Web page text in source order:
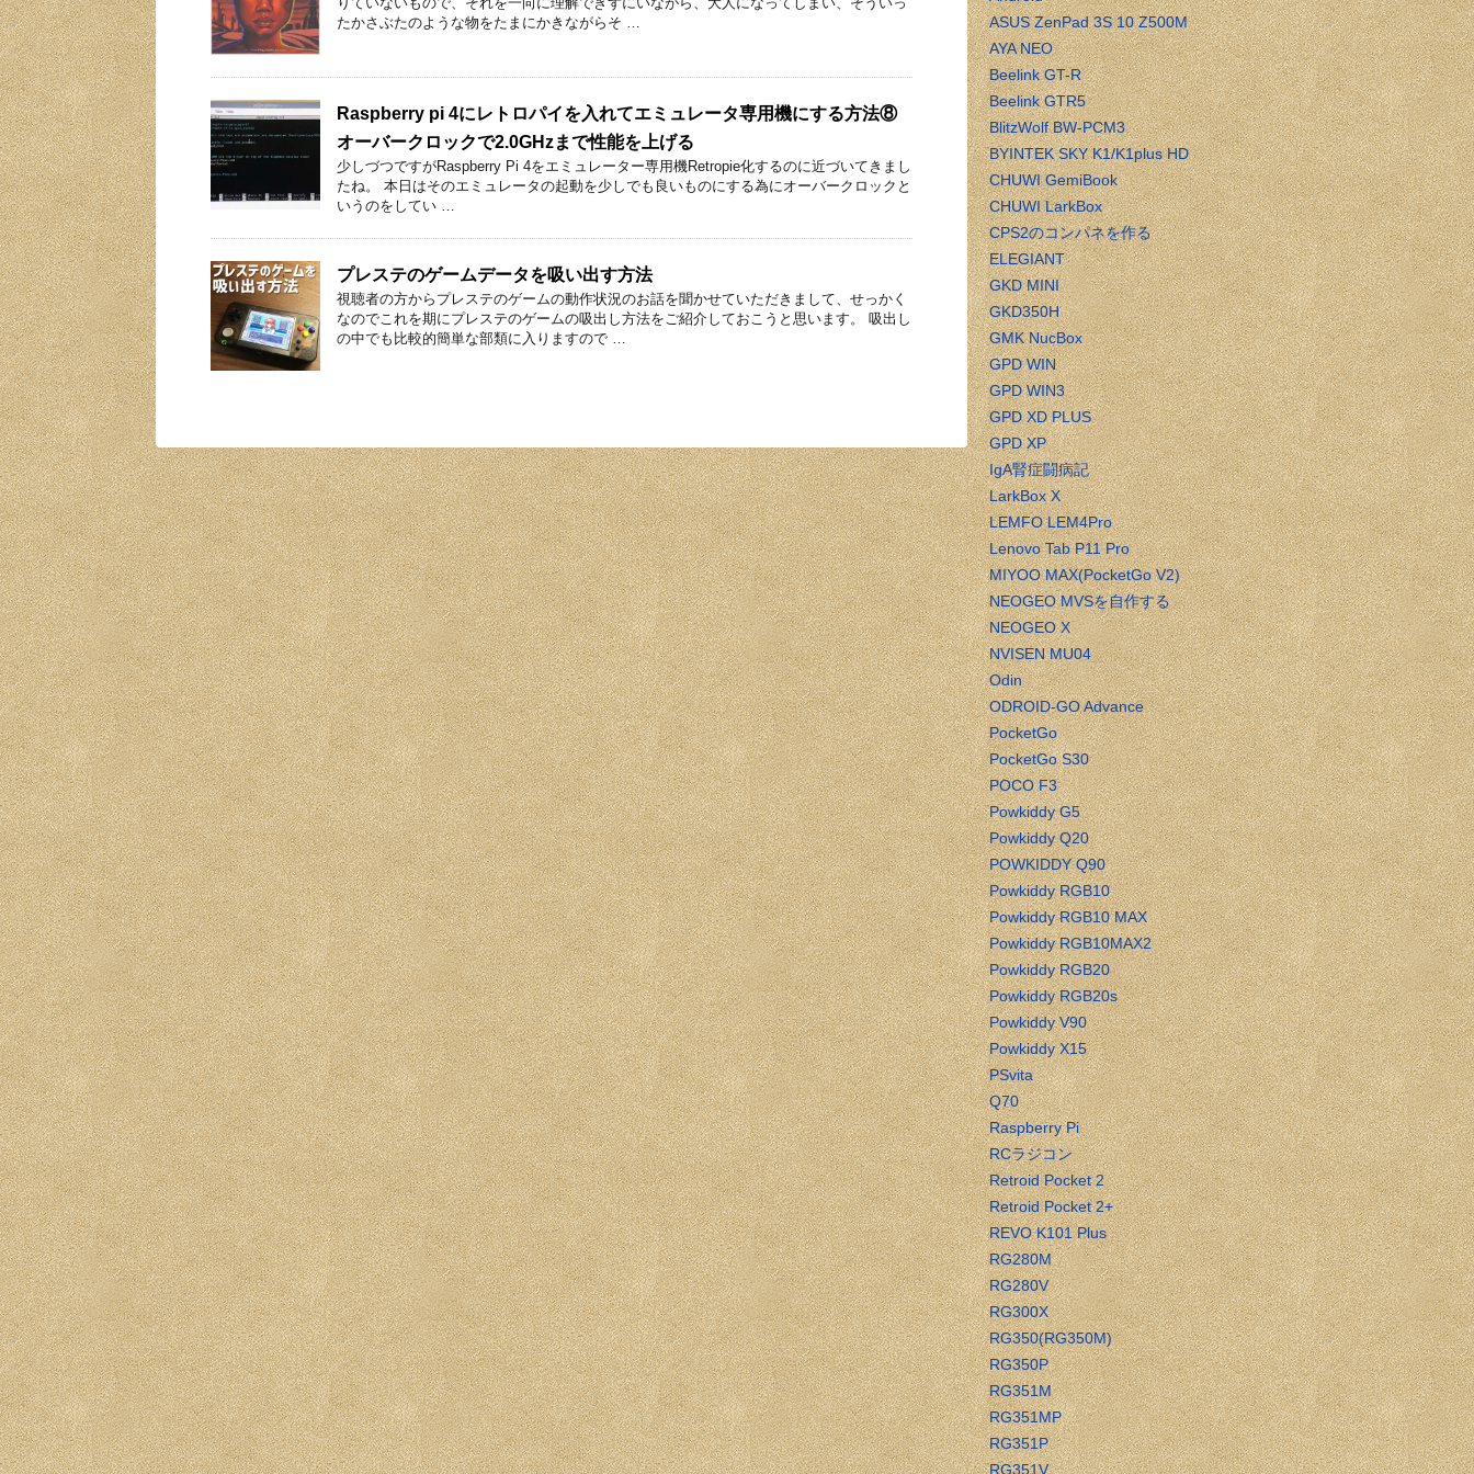
たかさぶたのような物をたまにかきながらそ …
Raspberry pi 4にレトロパイを入れてエミュレータ専用機にする方法⑧
オーバークロックで2.0GHzまで性能を上げる
少しづつですがRaspberry Pi 4をエミュレーター専用機Retropie化するのに近づいてきまし
たね。 本日はそのエミュレータの起動を少しでも良いものにする為にオーバークロックと
いうのをしてい …
プレステのゲームデータを吸い出す方法
視聴者の方からプレステのゲームの動作状況のお話を聞かせていただきまして、せっかく
なのでこれを期にプレステのゲームの吸出し方法をご紹介しておこうと思います。 吸出し
の中でも比較的簡単な部類に入りますので …
ASUS ZenPad 3S 10 Z500M
AYA NEO
Beelink GT-R
Beelink GTR5
BlitzWolf BW-PCM3
BYINTEK SKY K1/K1plus HD
CHUWI GemiBook
CHUWI LarkBox
CPS2のコンパネを作る
ELEGIANT
GKD MINI
GKD350H
GMK NucBox
GPD WIN
GPD WIN3
GPD XD PLUS
GPD XP
IgA腎症闘病記
LarkBox X
LEMFO LEM4Pro
Lenovo Tab P11 Pro
MIYOO MAX(PocketGo V2)
NEOGEO MVSを自作する
NEOGEO X
NVISEN MU04
Odin
ODROID-GO Advance
PocketGo
PocketGo S30
POCO F3
Powkiddy G5
Powkiddy Q20
POWKIDDY Q90
Powkiddy RGB10
Powkiddy RGB10 MAX
Powkiddy RGB10MAX2
Powkiddy RGB20
Powkiddy RGB20s
Powkiddy V90
Powkiddy X15
PSvita
Q70
Raspberry Pi
RCラジコン
Retroid Pocket 2
Retroid Pocket 2+
REVO K101 Plus
RG280M
RG280V
RG300X
RG350(RG350M)
RG350P
RG351M
RG351MP
RG351P
RG351V